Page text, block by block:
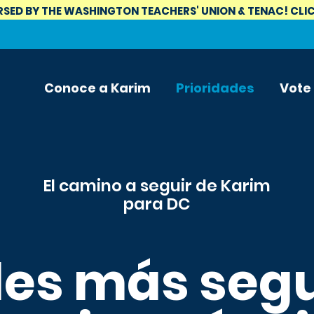
BY THE WASHINGTON TEACHERS' UNION & TENAC!
Conoce a Karim Prioridades Vote
El camino a seguir de Karim
para DC
más